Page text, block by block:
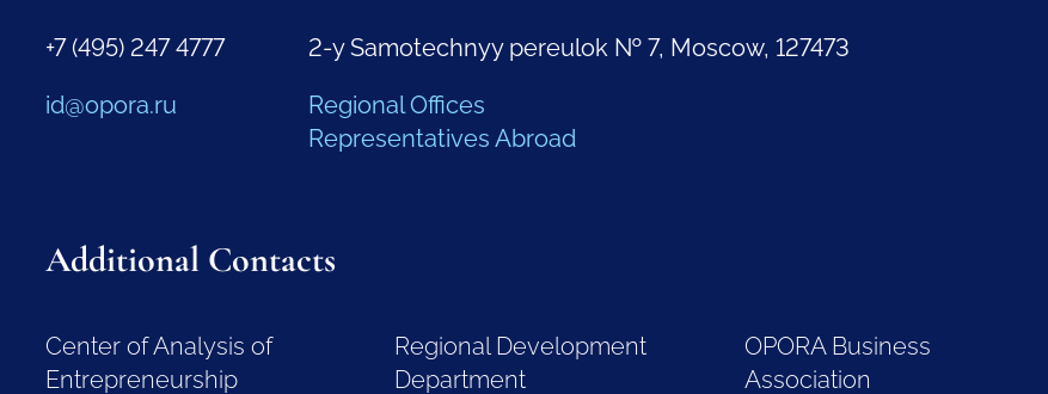
+7 (495) 247 4777
id@opora.ru
2-y Samotechnyy pereulok № 7, Moscow, 127473
Regional Offices
Representatives Abroad
Additional Contacts
Center of Analysis of
Entrepreneurship
Regional Development
Department
OPORA Business
Association